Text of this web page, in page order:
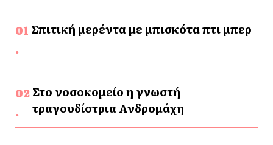
Σπιτική μερέντα με μπισκότα πτι μπερ
Στο νοσοκομείο η γνωστή
τραγουδίστρια Ανδρομάχη